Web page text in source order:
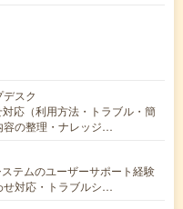
スク
応（利用方法・トラブル・簡
容の整理・ナレッジ…
テムのユーザーサポート経験
応・トラブルシ…